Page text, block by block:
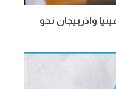
وأذربيجان نحو